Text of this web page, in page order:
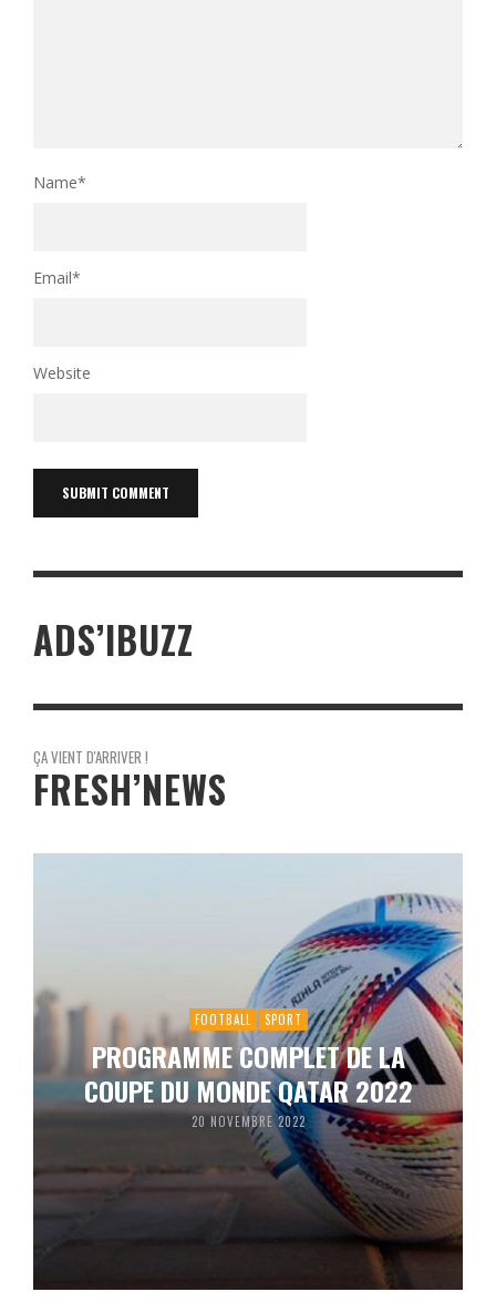
Name*
Email*
Website
ADS’IBUZZ
ÇA VIENT D'ARRIVER !
FRESH’NEWS
FOOTBALL SPORT
PROGRAMME COMPLET DE LA
COUPE DU MONDE QATAR 2022
20 NOVEMBRE 2022